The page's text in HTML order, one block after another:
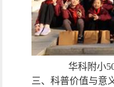
华科附小
三、科普价值与意